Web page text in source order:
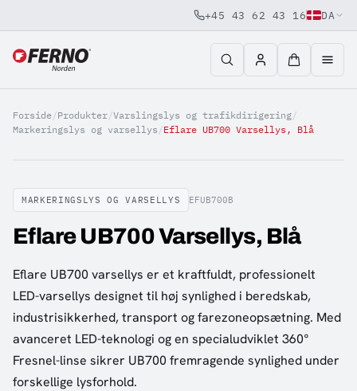
Jump to content
+45 43 62 43 16 DA
Forside/Produkter/Varslingslys og trafikdirigering/
Markeringslys og varsellys /Eflare UB700 Varsellys, Blå
MARKERINGSLYS OG VARSELLYS EFUB700B
Eflare UB700 Varsellys, Blå
Eflare UB700 varsellys er et kraftfuldt, professionelt
LED-varsellys designet til høj synlighed i beredskab,
industrisikkerhed, transport og farezoneopsætning. Med
avanceret LED-teknologi og en specialudviklet 360°
Fresnel-linse sikrer UB700 fremragende synlighed under
forskellige lysforhold.